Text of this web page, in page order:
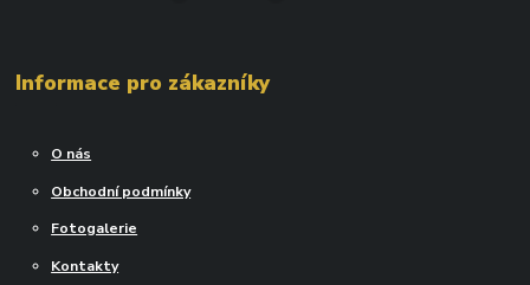
Informace pro zákazníky
O nás
Obchodní podmínky
Fotogalerie
Kontakty